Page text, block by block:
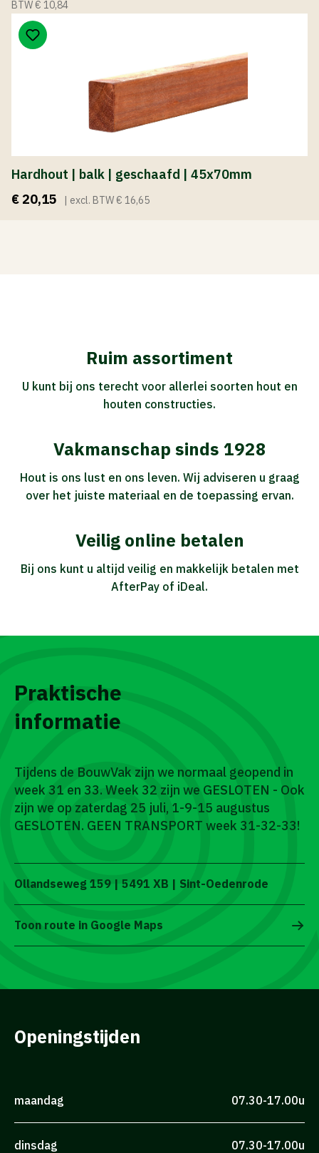
BTW € 10,84
Hardhout | balk | geschaafd | 45x70mm
€ 20,15
| excl. BTW € 16,65
Ruim assortiment
U kunt bij ons terecht voor allerlei soorten hout en
houten constructies.
Vakmanschap sinds 1928
Hout is ons lust en ons leven. Wij adviseren u graag
over het juiste materiaal en de toepassing ervan.
Veilig online betalen
Bij ons kunt u altijd veilig en makkelijk betalen met
AfterPay of iDeal.
Praktische
informatie
Tijdens de BouwVak zijn we normaal geopend in
week 31 en 33. Week 32 zijn we GESLOTEN - Ook
zijn we op zaterdag 25 juli, 1-9-15 augustus
GESLOTEN. GEEN TRANSPORT week 31-32-33!
Ollandseweg 159 | 5491 XB | Sint-Oedenrode
Toon route in Google Maps
Openingstijden
maandag 07.30-17.00u
dinsdag 07.30-17.00u